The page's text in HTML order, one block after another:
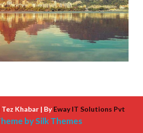
Khabar | ByEway IT Solutions Pvt
by Silk Themes